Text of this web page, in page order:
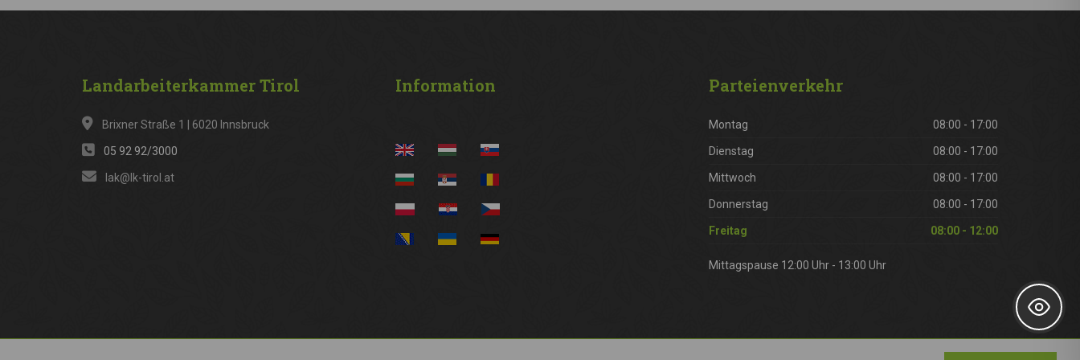
LandarbeiterkammerTirol
Brixner Straße 1 | 6020 Innsbruck
05 92 92/3000
lak@lk-tirol.at
Information Parteienverkehr
Montag 08:00 - 17:00
Dienstag 08:00 - 17:00
Mittwoch 08:00 - 17:00
Donnerstag 08:00 - 17:00
Freitag 08:00 - 12:00
Mittagspause 12:00 Uhr - 13:00 Uhr